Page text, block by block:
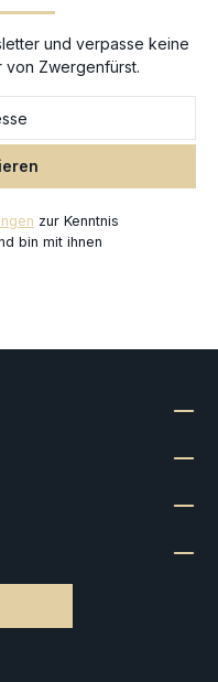
und verpasse keine
von Zwergenfürst.
zur Kenntnis
bin mit ihnen